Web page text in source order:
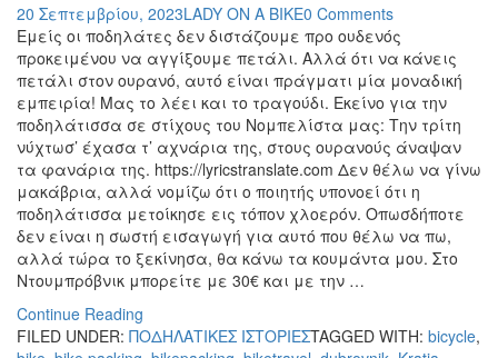
20 Σεπτεμβρίου, 2023LADY ON A BIKE0 Comments
Εμείς οι ποδηλάτες δεν διστάζουμε προ ουδενός
προκειμένου να αγγίξουμε πετάλι. Αλλά ότι να κάνεις
πετάλι στον ουρανό, αυτό είναι πράγματι μία μοναδική
εμπειρία! Μας το λέει και το τραγούδι. Εκείνο για την
ποδηλάτισσα σε στίχους του Νομπελίστα μας: Την τρίτη
νύχτωσ’ έχασα τ’ αχνάρια της, στους ουρανούς άναψαν
τα φανάρια της. https://lyricstranslate.com Δεν θέλω να γίνω
μακάβρια, αλλά νομίζω ότι ο ποιητής υπονοεί ότι η
ποδηλάτισσα μετοίκησε εις τόπον χλοερόν. Οπωσδήποτε
δεν είναι η σωστή εισαγωγή για αυτό που θέλω να πω,
αλλά τώρα το ξεκίνησα, θα κάνω τα κουμάντα μου. Στο
Ντουμπρόβνικ μπορείτε με 30€ και με την …
Continue Reading
FILED UNDER: ΠΟΔΗΛΑΤΙΚΕΣ ΙΣΤΟΡΙΕΣTAGGED WITH: bicycle,